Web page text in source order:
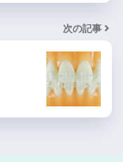
次の記事